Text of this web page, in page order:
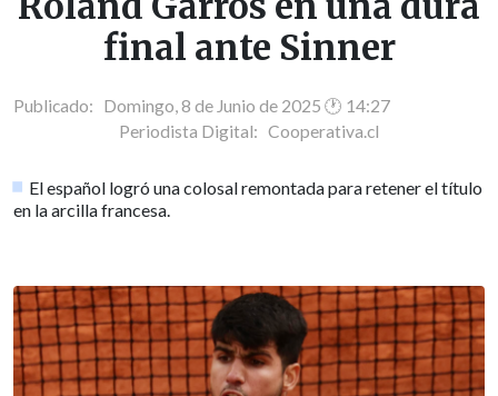
final ante Sinner
Publicado: Domingo, 8 de Junio de 2025 🕐 14:27
Periodista Digital: Cooperativa.cl
El español logró una colosal remontada para retener el título
en la arcilla francesa.